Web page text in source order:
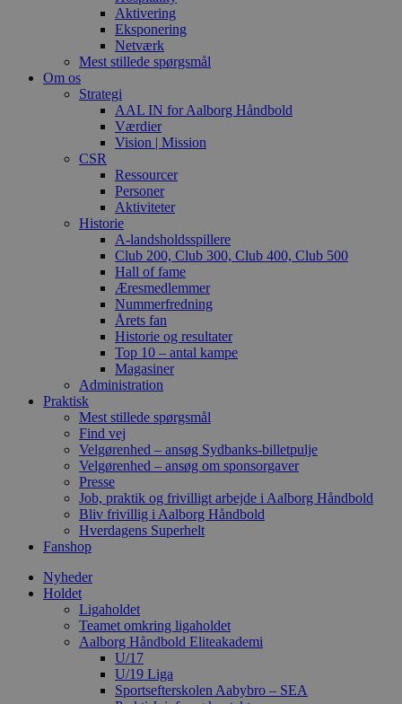
Aktivering
Eksponering
Netværk
Mest stillede spørgsmål
Om os
Strategi
AAL IN for Aalborg Håndbold
Værdier
Vision | Mission
CSR
Ressourcer
Personer
Aktiviteter
Historie
A-landsholdsspillere
Club 200, Club 300, Club 400, Club 500
Hall of fame
Æresmedlemmer
Nummerfredning
Årets fan
Historie og resultater
Top 10 – antal kampe
Magasiner
Administration
Praktisk
Mest stillede spørgsmål
Find vej
Velgørenhed – ansøg Sydbanks-billetpulje
Velgørenhed – ansøg om sponsorgaver
Presse
Job, praktik og frivilligt arbejde i Aalborg Håndbold
Bliv frivillig i Aalborg Håndbold
Hverdagens Superhelt
Fanshop
Nyheder
Holdet
Ligaholdet
Teamet omkring ligaholdet
Aalborg Håndbold Eliteakademi
U/17
U/19 Liga
Sportsefterskolen Aabybro – SEA